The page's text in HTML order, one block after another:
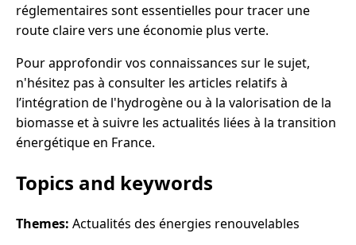
réglementaires sont essentielles pour tracer une
route claire vers une économie plus verte.
Pour approfondir vos connaissances sur le sujet,
n'hésitez pas à consulter les articles relatifs à
l’intégration de l'hydrogène ou à la valorisation de la
biomasse et à suivre les actualités liées à la transition
énergétique en France.
Topics and keywords
Themes: Actualités des énergies renouvelables